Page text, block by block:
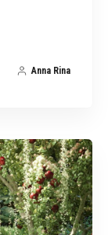
Anna Rina